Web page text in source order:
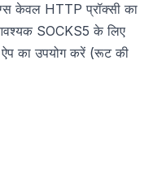
केवल HTTP प्रॉक्सी का
SOCKS5 के लिए
ऐप का उपयोग करें (रूट की